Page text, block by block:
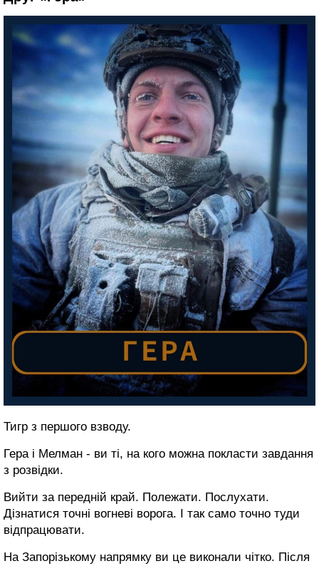
Тигр з першого взводу.
Гера і Мелман - ви ті, на кого можна покласти завдання
з розвідки.
Вийти за передній край. Полежати. Послухати.
Дізнатися точні вогневі ворога. І так само точно туди
відпрацювати.
На Запорізькому напрямку ви це виконали чітко. Після